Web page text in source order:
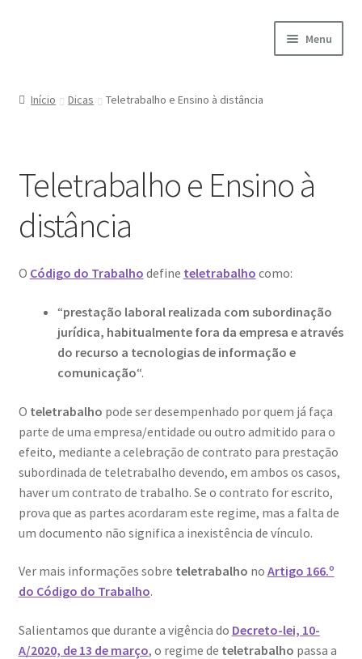
Menu
Courses
Dia Mundial da Terra
Dicas
Dicas de Fotografia
Dicas Photoshop
Livros gratuitos de Fotografia
Patrocínio a DICAS DE FOTOGRAFIA
Início Dicas Teletrabalho e Ensino à distância
Teletrabalho e Ensino à
distância
O Código do Trabalho define teletrabalho como:
“prestação laboral realizada com subordinação
jurídica, habitualmente fora da empresa e através
do recurso a tecnologias de informação e
comunicação“.
O teletrabalho pode ser desempenhado por quem já faça
parte de uma empresa/entidade ou outro admitido para o
efeito, mediante a celebração de contrato para prestação
subordinada de teletrabalho devendo, em ambos os casos,
haver um contrato de trabalho. Se o contrato for escrito,
prova que as partes acordaram este regime, mas a falta de
um documento não significa a inexistência de vínculo.
Ver mais informações sobre teletrabalho no Artigo 166.º
do Código do Trabalho.
Salientamos que durante a vigência do Decreto-lei, 10-
A/2020, de 13 de março, o regime de teletrabalho passa a